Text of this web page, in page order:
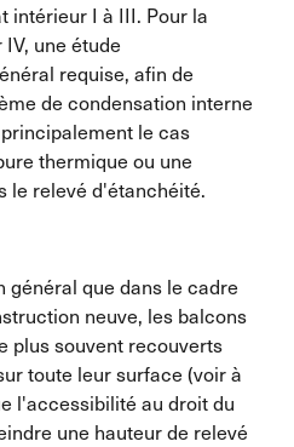
intérieur I à III. Pour la
une étude
requise, afin de
de condensation interne
le cas
thermique ou une
le relevé d'étanchéité.
général que dans le cadre
neuve, les balcons
plus souvent recouverts
toute leur surface (voir à
l'accessibilité au droit du
une hauteur de relevé